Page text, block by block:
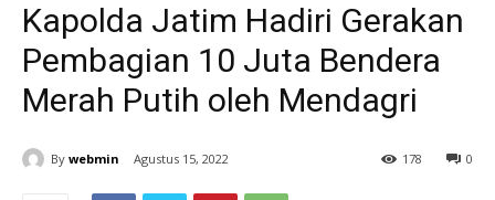
Kapolda Jatim Hadiri Gerakan
Pembagian 10 Juta Bendera
Merah Putih oleh Mendagri
By webmin Agustus 15, 2022 0
178